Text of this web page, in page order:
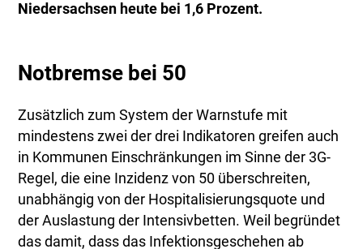
Niedersachsen heute bei 1,6 Prozent.
Notbremse bei 50
Zusätzlich zum System der Warnstufe mit
mindestens zwei der drei Indikatoren greifen auch
in Kommunen Einschränkungen im Sinne der 3G-
Regel, die eine Inzidenz von 50 überschreiten,
unabhängig von der Hospitalisierungsquote und
der Auslastung der Intensivbetten. Weil begründet
das damit, dass das Infektionsgeschehen ab